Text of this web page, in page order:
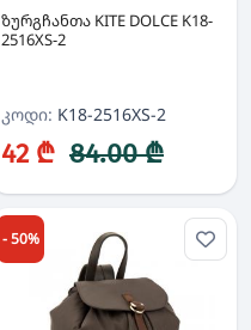
ზურგჩანთა KITE DOLCE K18-
2516XS-2
კოდი: K18-2516XS-2
42 ₾ 84.00 ₾
- 50%